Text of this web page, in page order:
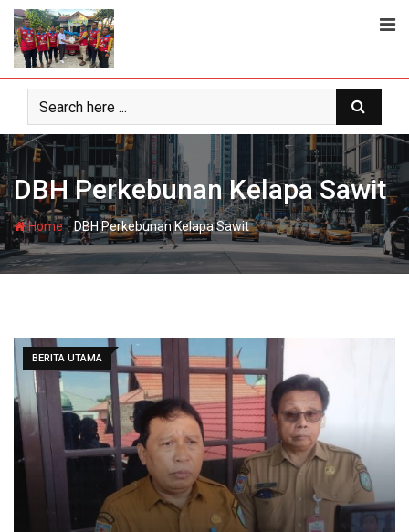
Skip
content
DBH Perkebunan Kelapa Sawit
Home-DBH Perkebunan Kelapa Sawit
BERITA UTAMA